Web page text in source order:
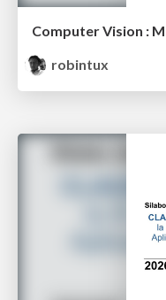
Computer Vision :
robintux